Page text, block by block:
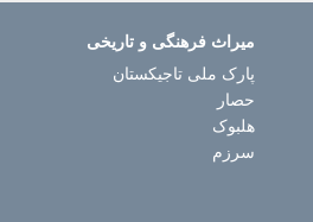
میراث فرهنگی و تاریخی
پارک ملی تاجیکستان
حصار
هلبوک
سرزم